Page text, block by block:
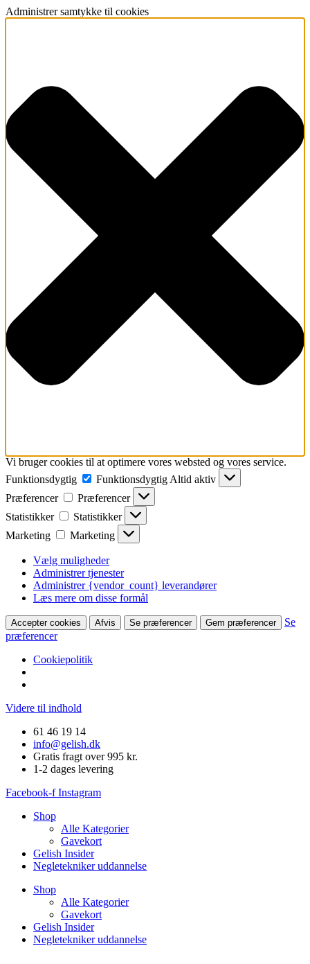
Administrer samtykke til cookies
Vi bruger cookies til at optimere vores websted og vores service.
Funktionsdygtig
Funktionsdygtig Altid aktiv
Præferencer
Præferencer
Statistikker
Statistikker
Marketing
Marketing
Vælg muligheder
Administrer tjenester
Administrer {vendor_count} leverandører
Læs mere om disse formål
Accepter cookies Afvis Se præferencer Gem præferencer
Se
præferencer
Cookiepolitik
Videre til indhold
61 46 19 14
info@gelish.dk
Gratis fragt over 995 kr.
1-2 dages levering
Facebook-f Instagram
Shop
Alle Kategorier
Gavekort
Gelish Insider
Negletekniker uddannelse
Shop
Alle Kategorier
Gavekort
Gelish Insider
Negletekniker uddannelse